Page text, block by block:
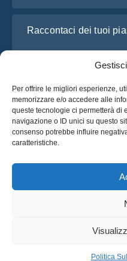
Per offrire le migliori esperienze,
memorizzare e/o accedere alle
queste tecnologie ci permetterà di
navigazione o ID unici su questo
consenso potrebbe influire
caratteristiche.
Politica
Politica Sulla
Ho letto e accetto l’